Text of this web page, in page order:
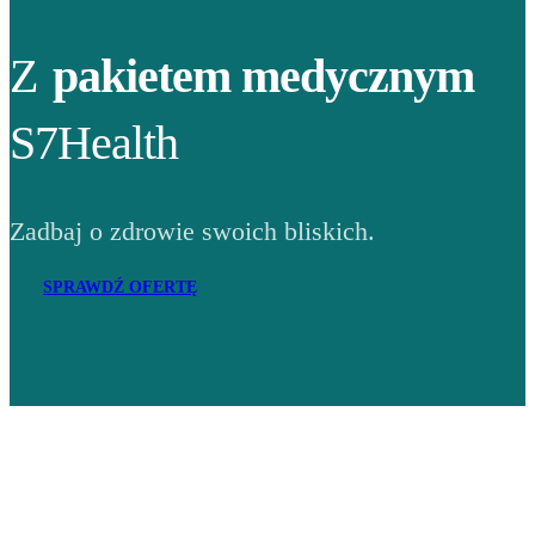
Z pakietem medycznym
S7Health
Zadbaj o zdrowie swoich bliskich.
SPRAWDŹ OFERTĘ